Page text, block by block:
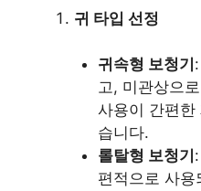
귀 타입 선정
귀속형 보청기
고, 미관상으
사용이 간편한
습니다.
롤탈형 보청기
편적으로 사용